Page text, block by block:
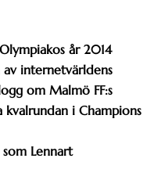
år 2014
internetvärldens
om Malmö FF:s
i Champions
Lennart